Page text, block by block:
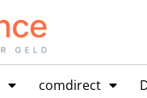
comdirect